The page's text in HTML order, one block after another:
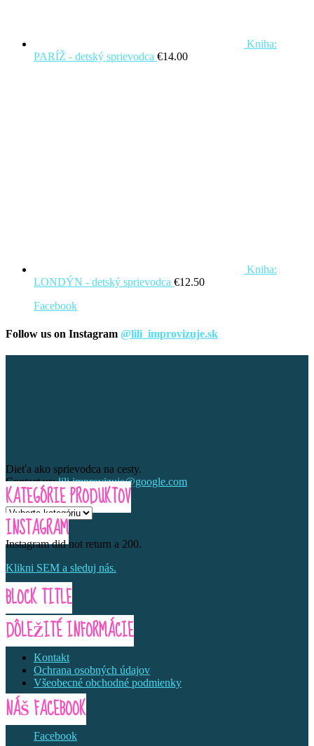
Kniha:
PARÍŽ - detský sprievodca €14.00
Kniha:
LONDÝN - detský sprievodca €12.50
Facebook
Follow us on Instagram @lili_improvizuje.sk
Dieťa ako sprievodca na cesty.
Contact us:lili.improvizuje@google.com
KATEGÓRIE PRODUKTOV
INSTAGRAM
Instagram did not return a 200.
Klikni SEM a sleduj nás.
BLOCK TITLE
DÔLEŽITÉ INFORMÁCIE
Kontakt
Ochrana osobných údajov
Všeobecné obchodné podmienky
NÁŠ FACEBOOK
Facebook